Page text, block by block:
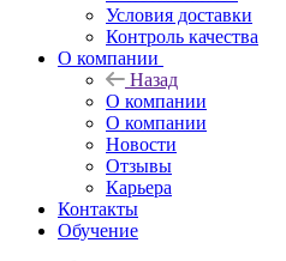
Условия доставки
Контроль качества
О компании
Назад
О компании
О компании
Новости
Отзывы
Карьера
Контакты
Обучение